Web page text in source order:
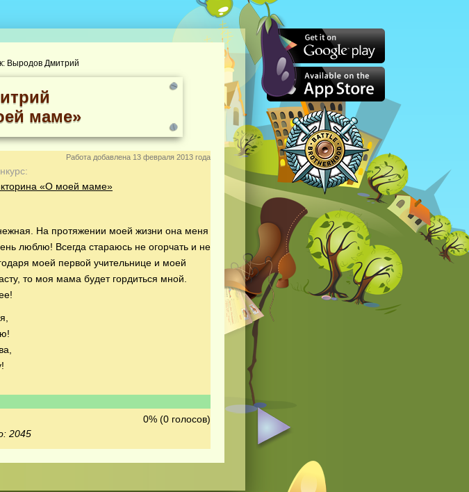
Выродов Дмитрий
маме»
Работа добавлена 13 февраля 2013 года
«О моей маме»
На протяжении моей жизни она меня
люблю! Всегда стараюсь не огорчать и не
моей первой учительнице и моей
то моя мама будет гордиться мной.
0% (0 голосов)
2045